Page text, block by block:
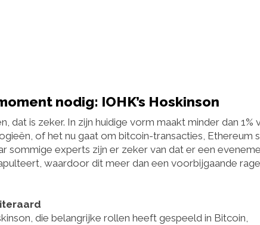
nodig: IOHK’s Hoskinson
is zeker. In zijn huidige vorm maakt minder dan 1%
of het nu gaat om bitcoin-transacties, Ethereum
sommige experts zijn er zeker van dat er een
waardoor dit meer dan een voorbijgaande
die belangrijke rollen heeft gespeeld in Bitcoin,